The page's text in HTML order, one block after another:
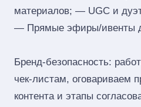
материалов; — UGC и
— Прямые эфиры/ивенты
Бренд‑безопасность:
чек‑листам, оговариваем
контента и этапы